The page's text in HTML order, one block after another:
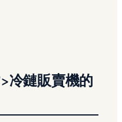
冷鏈販賣機的